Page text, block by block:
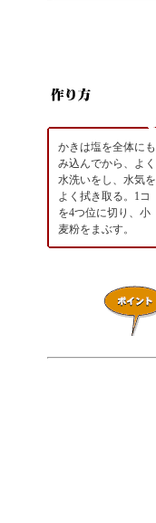
かきは塩を全体にも
み込んでから、よく
水洗いをし、水気を
よく拭き取る。1コ
を4つ位に切り、小
麦粉をまぶす。